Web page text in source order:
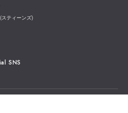
ティーンズ)
SNS